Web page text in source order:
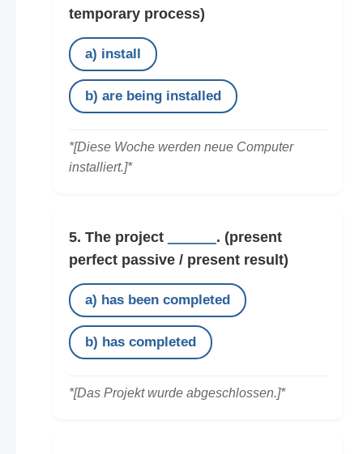
temporary process)
a) install
b) are being installed
*[Diese Woche werden neue Computer
installiert.]*
5. The project . (present
perfect passive / present result)
a) has been completed
b) has completed
*[Das Projekt wurde abgeschlossen.]*